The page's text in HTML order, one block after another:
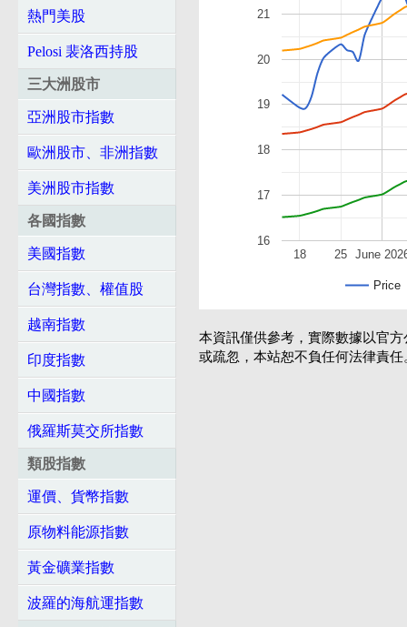
熱門美股
Pelosi 裴洛西持股
三大洲股市
亞洲股市指數
歐洲股市、非洲指數
美洲股市指數
各國指數
美國指數
台灣指數、權值股
越南指數
印度指數
中國指數
俄羅斯莫交所指數
類股指數
運價、貨幣指數
原物料能源指數
黃金礦業指數
波羅的海航運指數
Price
June
18 25
16
17
18
19
20
21
本資訊僅供參考，實際數據以官
或疏忽，本站恕不負任何法律責任